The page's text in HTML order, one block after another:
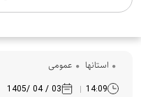
استانها عمومی
14:09
03 / 04 /1405